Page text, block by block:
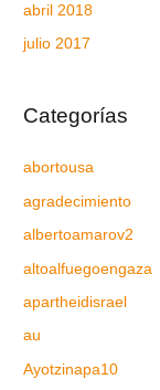
abril 2018
julio 2017
Categorías
abortousa
agradecimiento
albertoamarov2
altoalfuegoengaza
apartheidisrael
au
Ayotzinapa10